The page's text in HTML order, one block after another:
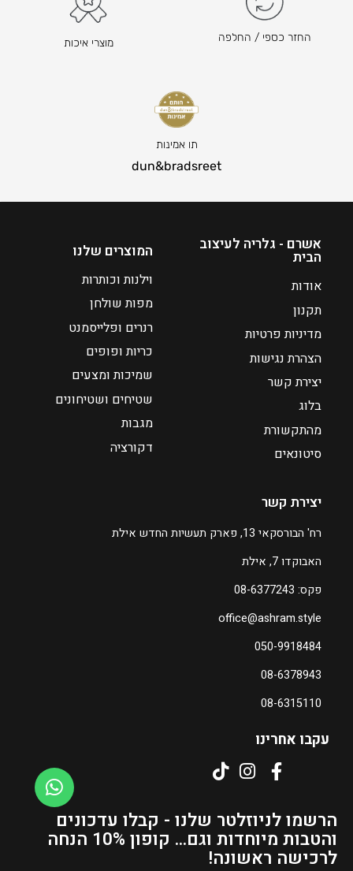
החזר כספי / החלפה מוצרי איכות
תו אמינות
dun&bradsreet
עקבו אחרינו
הרשמו לניוזלטר שלנו - קבלו עדכונים
והטבות מיוחדות וגם... קופון 10% הנחה
לרכישה ראשונה!
יצירת קשר
רח' הבורסקאי 13, פארק תעשיות החדש אילת
האבוקדו 7, אילת
פקס: 08-6377243
office@ashram.style
050-9918484
08-6378943
08-6315110
המוצרים שלנו
וילנות וכותרות
מפות שולחן
רנרים ופלייסמנט
כריות ופופים
שמיכות ומצעים
שטיחים ושטיחונים
מגבות
דקורציה
אשרם - גלריה לעיצוב
הבית
אודות
תקנון
מדיניות פרטיות
הצהרת נגישות
יצירת קשר
בלוג
מהתקשורת
סיטונאים